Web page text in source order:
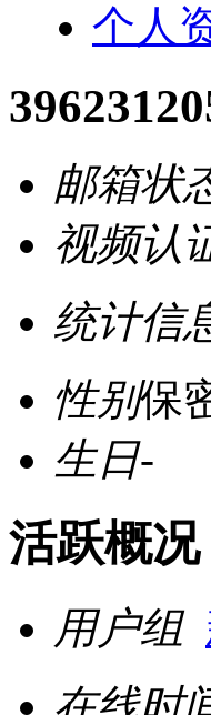
个人
邮箱状
视频认
统计信
性别保
生日-
活跃概况
用户组